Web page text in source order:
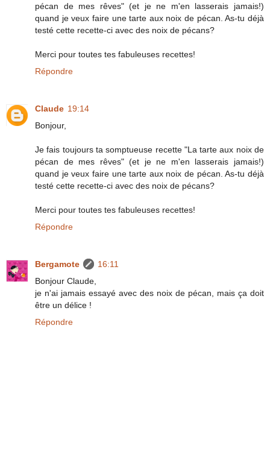
pécan de mes rêves" (et je ne m'en lasserais jamais!)
quand je veux faire une tarte aux noix de pécan. As-tu déjà
testé cette recette-ci avec des noix de pécans?
Merci pour toutes tes fabuleuses recettes!
Répondre
Claude 19:14
Bonjour,
Je fais toujours ta somptueuse recette "La tarte aux noix de
pécan de mes rêves" (et je ne m'en lasserais jamais!)
quand je veux faire une tarte aux noix de pécan. As-tu déjà
testé cette recette-ci avec des noix de pécans?
Merci pour toutes tes fabuleuses recettes!
Répondre
Bergamote
16:11
Bonjour Claude,
je n'ai jamais essayé avec des noix de pécan, mais ça doit
être un délice !
Répondre